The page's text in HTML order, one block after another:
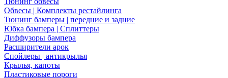
Обвесы | Комплекты рестайлинга
Тюнинг бамперы | передние и задние
Юбка бампера | Сплиттеры
Диффузоры бампера
Расширители арок
Спойлеры | антикрылья
Крылья, капоты
Пластиковые пороги